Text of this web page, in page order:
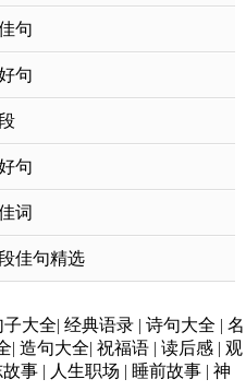
句
句
句
词
佳句精选
子大全| 经典语录 | 诗句大全 | 名
| 造句大全| 祝福语 | 读后感 | 观
故事 | 人生职场 | 睡前故事 | 神